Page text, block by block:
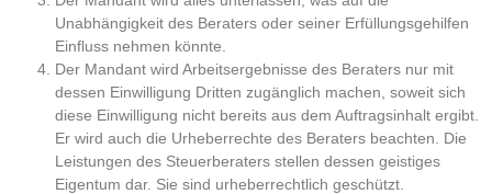
Unabhängigkeit des Beraters oder seiner Erfüllungsgehilfen
Einfluss nehmen könnte.
Der Mandant wird Arbeitsergebnisse des Beraters nur mit
dessen Einwilligung Dritten zugänglich machen, soweit sich
diese Einwilligung nicht bereits aus dem Auftragsinhalt ergibt.
Er wird auch die Urheberrechte des Beraters beachten. Die
Leistungen des Steuerberaters stellen dessen geistiges
Eigentum dar. Sie sind urheberrechtlich geschützt.